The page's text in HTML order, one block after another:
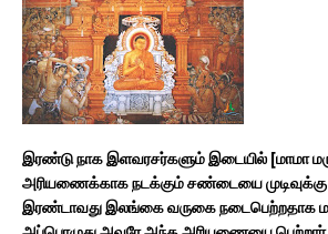
இரண்டு நாக இளவரசர்களும் இடையில் [மாமா
அரியணைக்காக நடக்கும் சண்டையை
இரண்டாவது இலங்கை வருகை நடைபெற்றதாக